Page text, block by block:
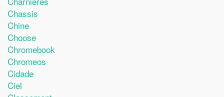
Chassis
Chine
Choose
Chromebook
Chromeos
Cidade
Ciel